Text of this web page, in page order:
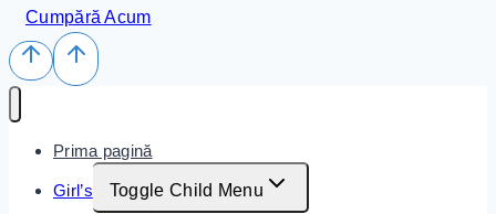
Cumpără Acum
Prima pagină
Girl’s
Toggle Child Menu